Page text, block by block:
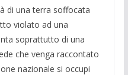
di una terra soffocata
violato ad una
soprattutto di una
che venga rac­contato
nazionale si occupi